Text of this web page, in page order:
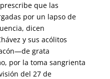
que las
por un lapso de
dicen
y sus acólitos
grata
por la toma sangrienta
del 27 de